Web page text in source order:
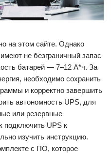
на этом сайте. Однако
не безграничный запас
батарей — 7–12 А*ч. За
необходимо сохранить
и корректно завершить
автономность UPS, для
или резервные
подключить UPS к
изучить инструкцию.
с ПО, которое